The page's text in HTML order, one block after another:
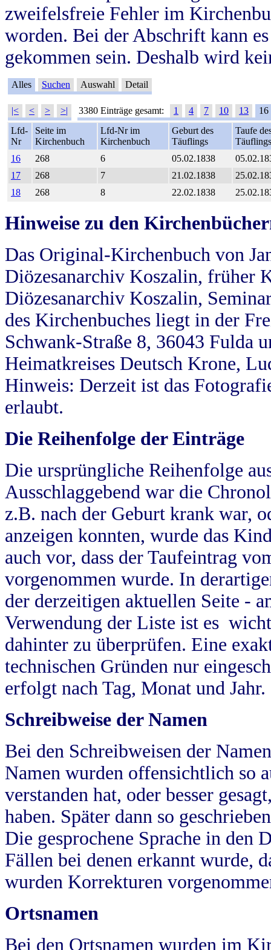
zweifelsfreie Fehler im
worden. Bei der Abschrift kann
gekommen sein. Deshalb wird
Alles Suchen Auswahl Detail
|< < > >| 3380 Einträge gesamt: 1 4 7 10 13
16
Lfd-
Nr
Seite im
Kirchenbuch
Lfd-Nr im
Kirchenbuch
Geburt des
Täuflings
Taufe
Täuflings
16
268 6 05.02.1838
17
268 7 21.02.1838
18
268 8 22.02.1838
Hinweise zu den
Das Original-Kirchenbuch von
Diözesanarchiv Koszalin, früher
Diözesanarchiv Koszalin,
des Kirchenbuches liegt in der
Schwank-Straße 8, 36043 Fulda
Heimatkreises Deutsch Krone,
Hinweis: Derzeit ist das
erlaubt.
Die Reihenfolge der Einträge
Die ursprüngliche Reihenfolge
Ausschlaggebend war die
z.B. nach der Geburt krank war,
anzeigen konnten, wurde das
auch vor, dass der Taufeintrag
vorgenommen wurde. In
der derzeitigen aktuellen Seite -
Verwendung der Liste ist es
dahinter zu überprüfen. Eine
technischen Gründen nur
erfolgt nach Tag, Monat und Jahr.
Schreibweise der Namen
Bei den Schreibweisen der
Namen wurden offensichtlich so
verstanden hat, oder besser
haben. Später dann so
Die gesprochene Sprache in
Fällen bei denen erkannt wurde,
wurden Korrekturen
Ortsnamen
Bei den Ortsnamen wurden im